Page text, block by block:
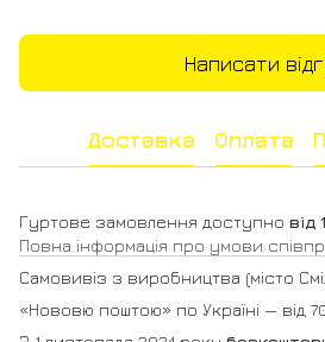
Написати
Доставка Оплата
Гуртове замовлення доступно від
Повна інформація про умови
Самовивіз з виробництва (місто
«Нововю поштою» по Україні — від